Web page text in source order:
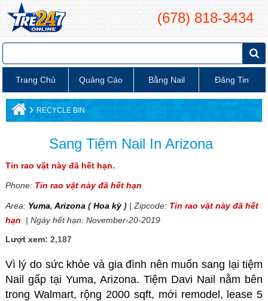
(678) 818-3434
Trang Chủ Quảng Cáo Bằng Nail Đăng Tin
› RECYCLE BIN
Sang Tiệm Nail In Arizona
Tin rao vặt này đã hết hạn.
Phone: Tin rao vặt này đã hết hạn
Area: Yuma, Arizona (Hoa kỳ)| Zipcode: Tin rao vặt này đã hết
hạn . | Ngày hết hạn: November-20-2019
Lượt xem: 2,187
Vì lý do sức khỏe và gia đình nên muốn sang lại tiệm
Nail gấp tại Yuma, Arizona. Tiệm Davi Nail nằm bên
trong Walmart, rộng 2000 sqft, mới remodel, lease 5